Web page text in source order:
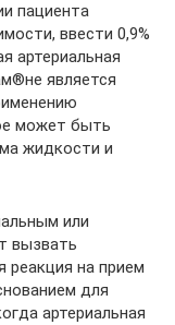
пациента
ввести 0,9%
артериальная
является
может быть
жидкости и
или
вызвать
реакция на прием
для
артериальная